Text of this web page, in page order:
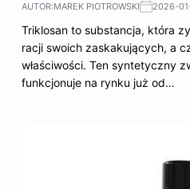
AUTOR:MAREK PIOTROWSKI 2026-
Triklosan to substancja, która
racji swoich zaskakujących, a
właściwości. Ten syntetyczny
funkcjonuje na rynku już od…